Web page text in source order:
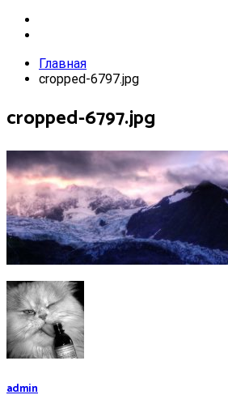
Главная
cropped-6797.jpg
cropped-6797.jpg
admin